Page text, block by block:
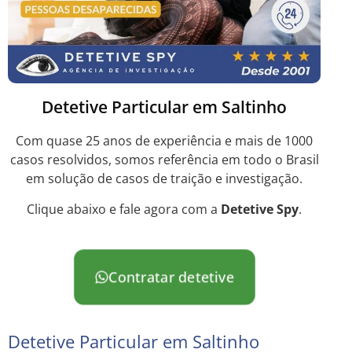
Detetive Particular em Saltinho
Com quase 25 anos de experiência e mais de 1000
casos resolvidos, somos referência em todo o Brasil
em solução de casos de traição e investigação.
Clique abaixo e fale agora com a Detetive Spy.
Contratar detetive
Detetive Particular em Saltinho